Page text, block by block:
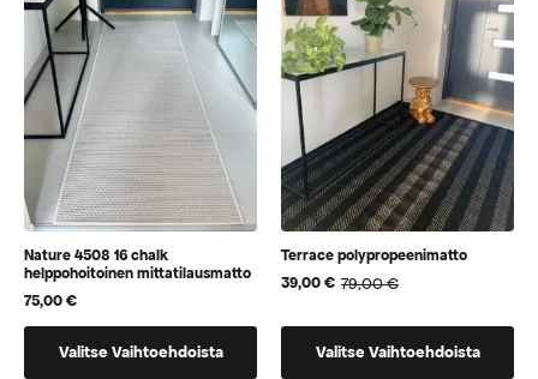
Voit
tehdä
valinnat
tuotteen
sivulla.
voidaan
valita
tuotteen
sivulla
Nature 4508 16 chalk
helppohoitoinen mittatilausmatto
75,00€
Valitse Vaihtoehdoista
tuotteella
Terrace polypropeenimatto
79,00€
Alkuperäinen
oli:
79,00 €.
39,00€
Nykyinen
on:
39,00 €.Valitse Vaihtoehdoista
tuotteella